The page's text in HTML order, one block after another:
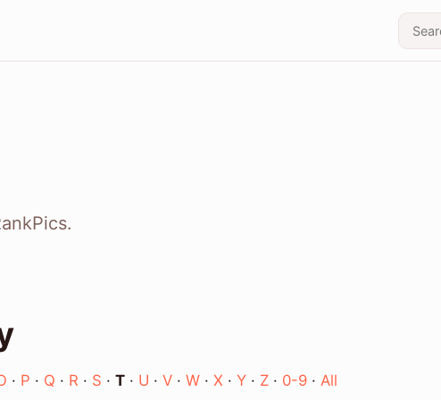
· P · Q · R · S · T · U · V · W · X · Y · Z · 0-9 · All